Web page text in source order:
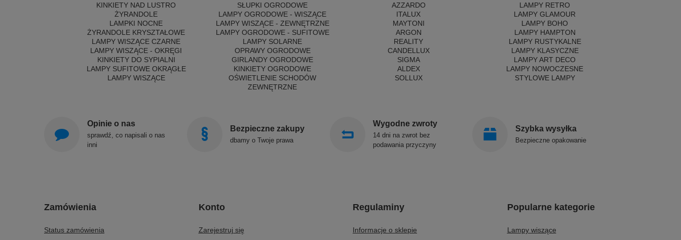
KINKIETY NAD LUSTRO
ŻYRANDOLE
LAMPKI NOCNE
ŻYRANDOLE KRYSZTAŁOWE
LAMPY WISZĄCE CZARNE
LAMPY WISZĄCE - OKRĘGI
KINKIETY DO SYPIALNI
LAMPY SUFITOWE OKRĄGŁE
LAMPY WISZĄCE
SŁUPKI OGRODOWE
LAMPY OGRODOWE - WISZĄCE
LAMPY WISZĄCE - ZEWNĘTRZNE
LAMPY OGRODOWE - SUFITOWE
LAMPY SOLARNE
OPRAWY OGRODOWE
GIRLANDY OGRODOWE
KINKIETY OGRODOWE
OŚWIETLENIE SCHODÓW
ZEWNĘTRZNE
AZZARDO
ITALUX
MAYTONI
ARGON
REALITY
CANDELLUX
SIGMA
ALDEX
SOLLUX
LAMPY RETRO
LAMPY GLAMOUR
LAMPY BOHO
LAMPY HAMPTON
LAMPY RUSTYKALNE
LAMPY KLASYCZNE
LAMPY ART DECO
LAMPY NOWOCZESNE
STYLOWE LAMPY
Opinie o nas
sprawdź, co napisali o nas
inni
Bezpieczne zakupy
dbamy o Twoje prawa
Wygodne zwroty
14 dni na zwrot bez
podawania przyczyny
Szybka wysyłka
Bezpieczne opakowanie
Zamówienia
Status zamówienia
Konto
Zarejestruj się
Regulaminy
Informacje o sklepie
Popularne kategorie
Lampy wiszące